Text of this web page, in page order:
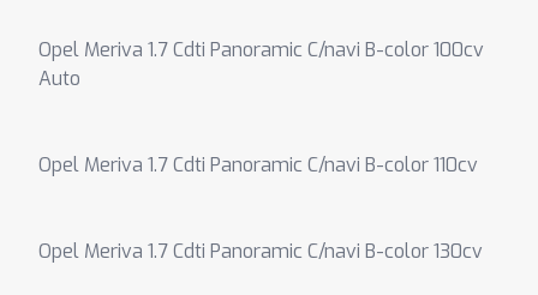
Opel Meriva 1.7 Cdti Panoramic C/navi B-color 100cv
Auto
Opel Meriva 1.7 Cdti Panoramic C/navi B-color 110cv
Opel Meriva 1.7 Cdti Panoramic C/navi B-color 130cv